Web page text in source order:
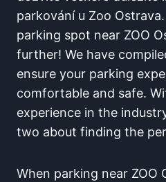
parkování u Zoo
parking spot ⁤near ZOO‍
‌further!⁤ We have
ensure⁣ your parking
comfortable and safe.​
experience ⁤in the
two about⁤ finding the
When parking near ZOO